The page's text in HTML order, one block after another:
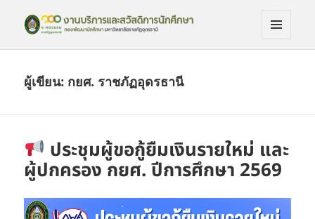
งานบริการและสวัดิการนักศึกษา
ผู้เขียน: กยศ. ราชภัฏอุดรธานี
ประชุมผู้ขอกู้ยืมเงินรายใหม่ และ
ผู้ปกครอง กยศ. ปีการศึกษา 2569